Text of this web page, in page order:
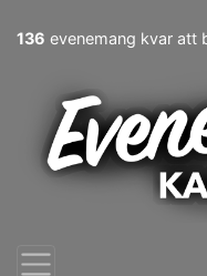
136 evenemang kvar att